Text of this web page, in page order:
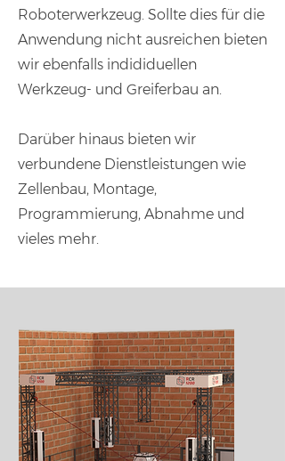
Roboterwerkzeug. Sollte dies für die
Anwendung nicht ausreichen bieten
wir ebenfalls indididuellen
Werkzeug- und Greiferbau an.
Darüber hinaus bieten wir
verbundene Dienstleistungen wie
Zellenbau, Montage,
Programmierung, Abnahme und
vieles mehr.